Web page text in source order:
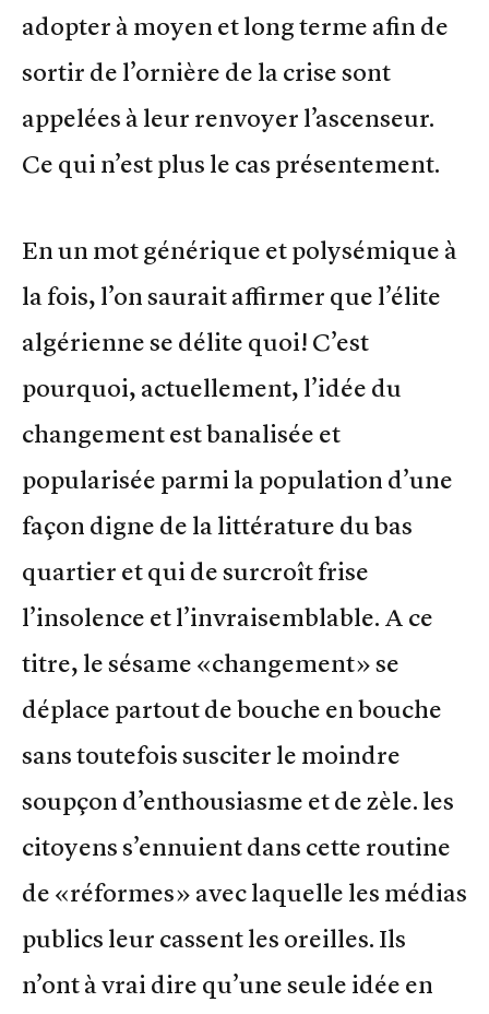
adopter à moyen et long terme afin de
sortir de l’ornière de la crise sont
appelées à leur renvoyer l’ascenseur.
Ce qui n’est plus le cas présentement.
En un mot générique et polysémique à
la fois, l’on saurait affirmer que l’élite
algérienne se délite quoi! C’est
pourquoi, actuellement, l’idée du
changement est banalisée et
popularisée parmi la population d’une
façon digne de la littérature du bas
quartier et qui de surcroît frise
l’insolence et l’invraisemblable. A ce
titre, le sésame «changement» se
déplace partout de bouche en bouche
sans toutefois susciter le moindre
soupçon d’enthousiasme et de zèle. les
citoyens s’ennuient dans cette routine
de «réformes» avec laquelle les médias
publics leur cassent les oreilles. Ils
n’ont à vrai dire qu’une seule idée en